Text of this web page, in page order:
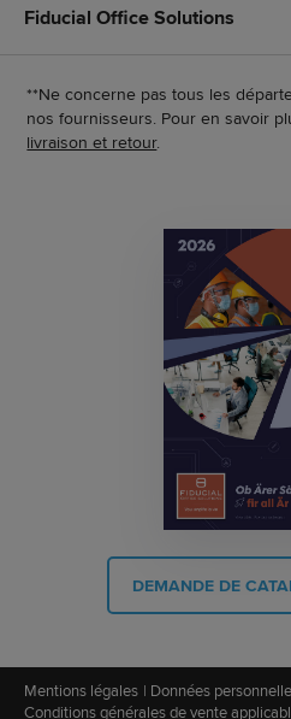
Fiducial Office Solutions
**Ne concerne pas tous les
nos fournisseurs. Pour en savoir
livraison et retour.
DEMANDE DE
Mentions légales
Données
Conditions générales de vente